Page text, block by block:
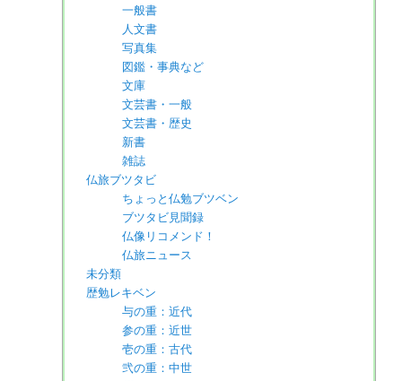
一般書
人文書
写真集
図鑑・事典など
文庫
文芸書・一般
文芸書・歴史
新書
雑誌
仏旅ブツタビ
ちょっと仏勉ブツベン
ブツタビ見聞録
仏像リコメンド！
仏旅ニュース
未分類
歴勉レキベン
与の重：近代
参の重：近世
壱の重：古代
弐の重：中世